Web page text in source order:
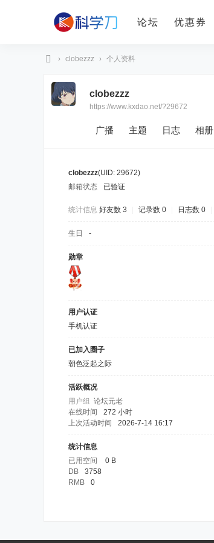
论坛 优惠券
学
› clobezzz › 个人资料
clobezzz
https://www.kxdao.net/?29672
广播 主题 日志 相册
clobezzz(UID: 29672)
邮箱状态
已验证
统计信息 好友数 3 记录数 0 日志数 0
生日 -
勋章
用户认证
手机认证
已加入圈子
朝色泛起之际
活跃概况
用户组 论坛元老
在线时间
272 小时
上次活动时间
2026-7-14 16:17
统计信息
已用空间
0 B
DB
3758
RMB
0